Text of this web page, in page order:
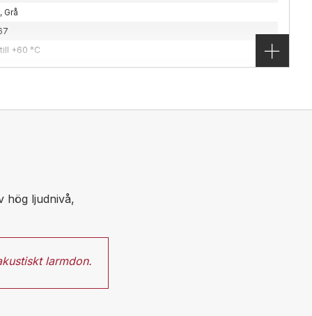
2, 20, 21 & 22
drar 33 mA, används tillsammans med zener
Grå
+60 °C
hög ljudnivå,
larmdon.